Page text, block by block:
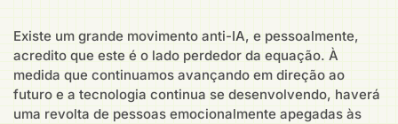
Existe um grande movimento anti-IA, e pessoalmente,
acredito que este é o lado perdedor da equação. À
medida que continuamos avançando em direção ao
futuro e a tecnologia continua se desenvolvendo, haverá
uma revolta de pessoas emocionalmente apegadas às